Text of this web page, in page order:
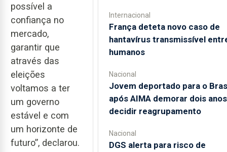
possível a
confiança no
mercado,
garantir que
através das
eleições
voltamos a ter
um governo
estável e com
um horizonte de
futuro”, declarou.
Internacional
França deteta novo caso de
hantavírus transmissível
humanos
Nacional
Jovem deportado para o
após AIMA demorar dois
decidir reagrupamento
Nacional
DGS alerta para risco de